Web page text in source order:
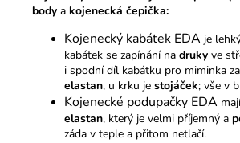
body a kojenecká čepička:
Kojenecký kabátek EDA je
kabátek se zapínání na druky ve
i spodní díl kabátku pro miminka
elastan, u krku je stojáček; vše v
Kojenecké podupačky EDA
elastan, který je velmi příjemný a
záda v teple a přitom netlačí.